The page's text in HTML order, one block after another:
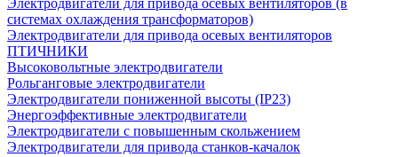
Электродвигатели для привода осевых вентиляторов (в
системах охлаждения трансформаторов)
Электродвигатели для привода осевых вентиляторов
ПТИЧНИКИ
Высоковольтные электродвигатели
Рольганговые электродвигатели
Электродвигатели пониженной высоты (IP23)
Энергоэффективные электродвигатели
Электродвигатели с повышенным скольжением
Электродвигатели для привода станков-качалок